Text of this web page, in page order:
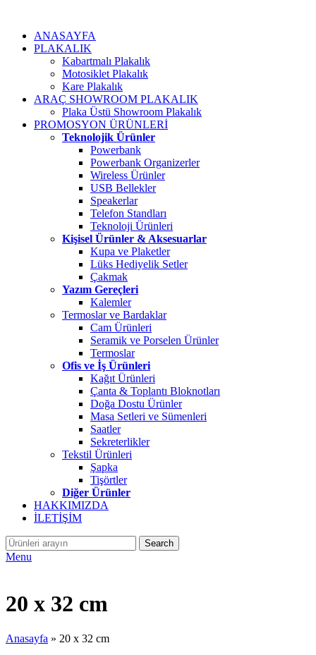
ANASAYFA
PLAKALIK
Kabartmalı Plakalık
Motosiklet Plakalık
Kare Plakalık
ARAÇ SHOWROOM PLAKALIK
Plaka Üstü Showroom Plakalık
PROMOSYON ÜRÜNLERİ
Teknolojik Ürünler
Powerbank
Powerbank Organizerler
Wireless Ürünler
USB Bellekler
Speakerlar
Telefon Standları
Teknoloji Ürünleri
Kişisel Ürünler & Aksesuarlar
Kupa ve Plaketler
Lüks Hediyelik Setler
Çakmak
Yazım Gereçleri
Kalemler
Termoslar ve Bardaklar
Cam Ürünleri
Seramik ve Porselen Ürünler
Termoslar
Ofis ve İş Ürünleri
Kağıt Ürünleri
Çanta & Toplantı Bloknotları
Doğa Dostu Ürünler
Masa Setleri ve Sümenleri
Saatler
Sekreterlikler
Tekstil Ürünleri
Şapka
Tişörtler
Diğer Ürünler
HAKKIMIZDA
İLETİŞİM
Search
Menu
20 x 32 cm
Anasayfa » 20 x 32 cm